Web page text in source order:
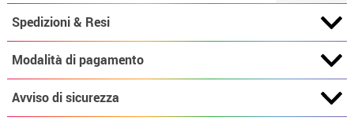
Spedizioni & Resi
Modalità di pagamento
Avviso di sicurezza